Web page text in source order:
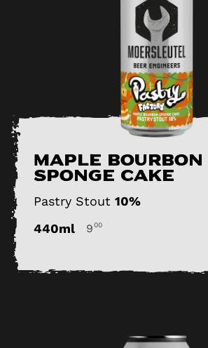
Maple Bourbon
Sponge Cake
Pastry Stout 10%
440ml
900